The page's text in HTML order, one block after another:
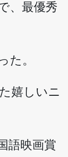
、最優秀
た。
嬉しいニ
語映画賞